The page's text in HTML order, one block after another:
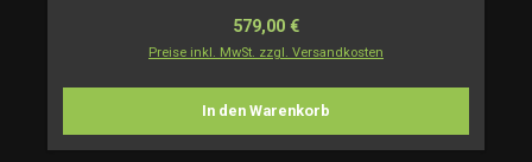
Regulärer Preis:
579,00 €
Preise inkl. MwSt. zzgl. Versandkosten
In den Warenkorb